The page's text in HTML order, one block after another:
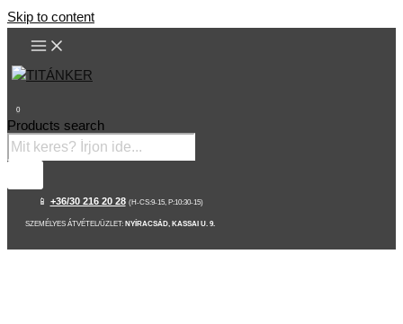
Skip to content
0
Products search
📱 +36/30 216 20 28 (H-CS:9-15, P:10:30-15)
SZEMÉLYES ÁTVÉTEL/ÜZLET: NYÍRACSÁD, KASSAI U. 9.